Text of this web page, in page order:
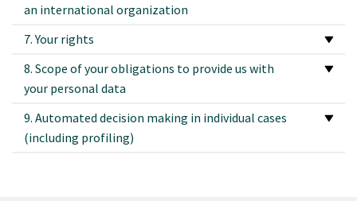
an international organization
7. Your rights
8. Scope of your obligations to provide us with
your personal data
9. Automated decision making in individual cases
(including profiling)